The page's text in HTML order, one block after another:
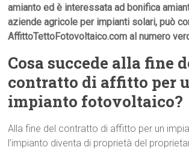
amianto ed è interessata ad bonifica
aziende agricole per impianti solari, può
AffittoTettoFotovoltaico.com al numero
Cosa succede alla fine
contratto di affitto per
impianto fotovoltaico?
Alla fine del contratto di affitto per un
l’impianto diventa di proprietà del